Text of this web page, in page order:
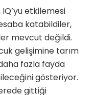
etkilemesi
katabildiler,
mevcut değildi.
gelişimine tarım
fazla fayda
gösteriyor.
gittiği